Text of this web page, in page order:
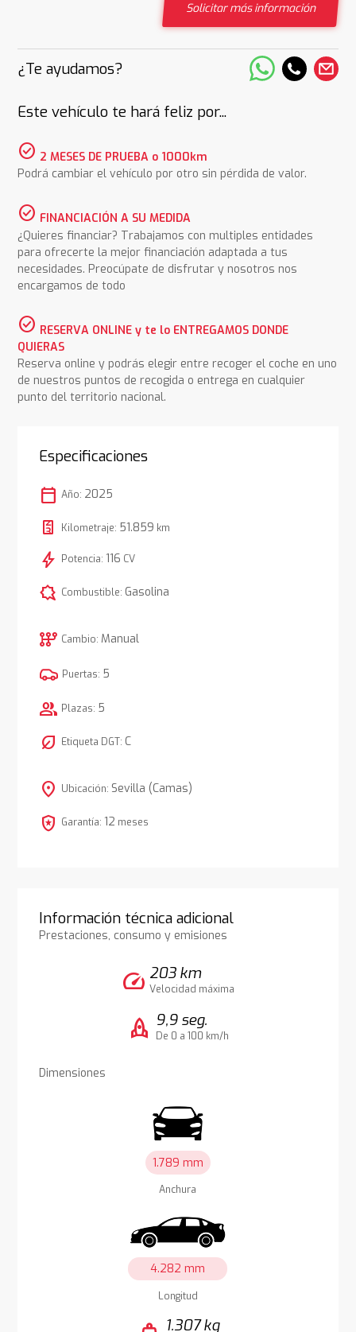
Solicitar más información
¿Te ayudamos?
Este vehículo te hará feliz por...
check_circle 2 MESES DE PRUEBA o 1000km
Podrá cambiar el vehículo por otro sin pérdida de valor.
check_circle FINANCIACIÓN A SU MEDIDA
¿Quieres financiar? Trabajamos con multiples entidades
para ofrecerte la mejor financiación adaptada a tus
necesidades. Preocúpate de disfrutar y nosotros nos
encargamos de todo
check_circle RESERVA ONLINE y te lo ENTREGAMOS DONDE
QUIERAS
Reserva online y podrás elegir entre recoger el coche en uno
de nuestros puntos de recogida o entrega en cualquier
punto del territorio nacional.
Especificaciones
calendar_today Año: 2025
Kilometraje: 51.859 km
bolt Potencia: 116 CV
comic_bubble Combustible: Gasolina
auto_transmission Cambio: Manual
Puertas: 5
group Plazas: 5
nest_eco_leaf Etiqueta DGT: C
location_on Ubicación: Sevilla (Camas)
local_police Garantía: 12 meses
Información técnica adicional
Prestaciones, consumo y emisiones
speed 203 km
Velocidad máxima
rocket 9,9 seg.
De 0 a 100 km/h
Dimensiones
1.789 mm
Anchura
4.282 mm
Longitud
1.307 kg